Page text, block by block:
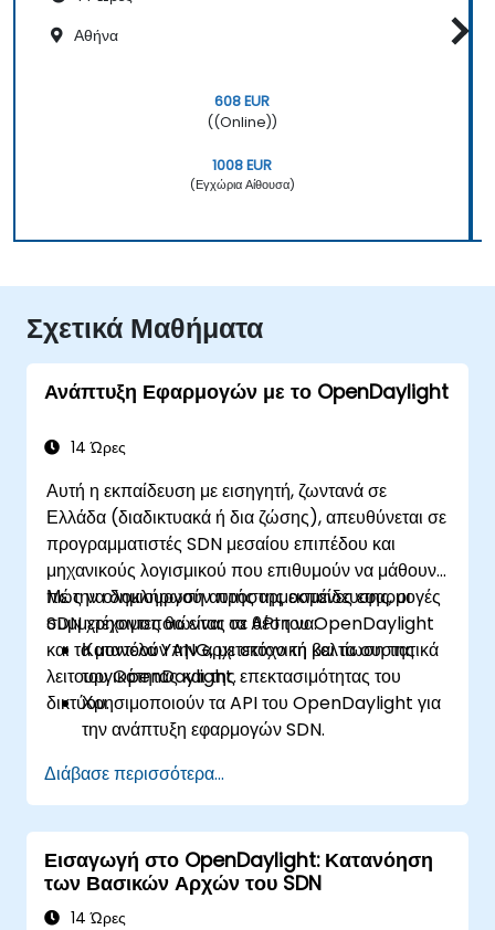
Αθήνα
608 EUR
((Online))
1008 EUR
(Εγχώρια Αίθουσα)
Σχετικά Μαθήματα
Ανάπτυξη Εφαρμογών με το OpenDaylight
14 Ώρες
Αυτή η εκπαίδευση με εισηγητή, ζωντανά σε
Ελλάδα (διαδικτυακά ή δια ζώσης), απευθύνεται σε
προγραμματιστές SDN μεσαίου επιπέδου και
μηχανικούς λογισμικού που επιθυμούν να μάθουν
πώς να δημιουργούν προσαρμοσμένες εφαρμογές
SDN χρησιμοποιώντας τα API του OpenDaylight
και τα μοντέλα YANG, με στόχο τη βελτίωση της
λειτουργικότητας και της επεκτασιμότητας του
δικτύου.
Με την ολοκλήρωση αυτής της εκπαίδευσης, οι
συμμετέχοντες θα είναι σε θέση να:
Κατανοούν την αρχιτεκτονική και τα συστατικά
του OpenDaylight.
Χρησιμοποιούν τα API του OpenDaylight για
την ανάπτυξη εφαρμογών SDN.
για την προσαρμογή του δικτύου.
Αναπτύσσουν, ελέγχουν και
αποσφαλματώνουν προσαρμοσμένες
εφαρμογές σε περιβάλλον OpenDaylight.
Ενσωματώνουν το OpenDaylight με
εξωτερικά συστήματα και συσκευές δικτύου.
Διάβασε περισσότερα...
Εισαγωγή στο OpenDaylight: Κατανόηση
των Βασικών Αρχών του SDN
14 Ώρες